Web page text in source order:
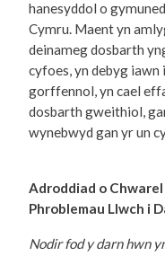
hanesyddol o
Cymru. Maent yn
deinameg dosbarth
cyfoes, yn debyg
gorffennol, yn cael
dosbarth gweithiol,
wynebwyd gan yr un
Adroddiad o
Phroblemau Llwch i
Nodir fod y darn hwn